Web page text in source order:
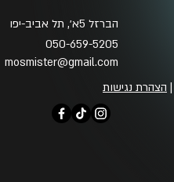
הברזל 5א׳, תל אביב-יפו
050-659-5205
mosmister@gmail.com
הצהרת נגישות